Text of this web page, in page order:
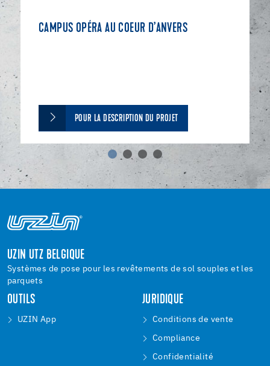
CAMPUS OPÉRA AU COEUR D’ANVERS
POUR LA DESCRIPTION DU PROJET
UZIN UTZ BELGIQUE
Systèmes de pose pour les revêtements de sol souples et les
parquets
OUTILS
UZIN App
JURIDIQUE
Conditions de vente
Compliance
Confidentialité